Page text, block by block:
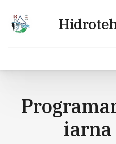
conținut
iarna